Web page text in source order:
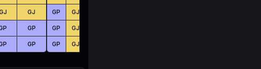
GJ
GP
GP
GP GJ
GP GJ
GP GJ